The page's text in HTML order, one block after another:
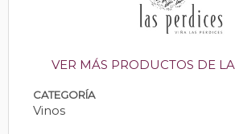
VER MÁS PRODUCTOS DE
CATEGORÍA
Vinos